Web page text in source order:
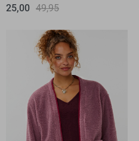
25,00 49,95